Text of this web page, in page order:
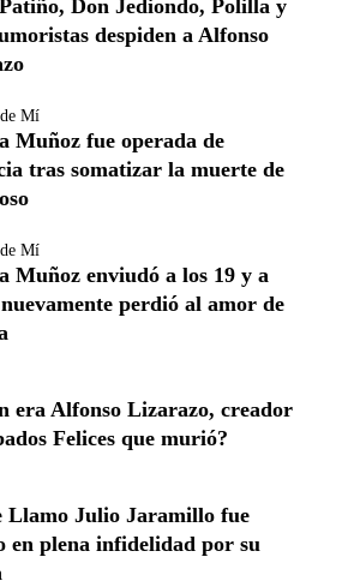
Don Jediondo, Polilla y
despiden a Alfonso
Mí
Muñoz fue operada de
tras somatizar la muerte de
Mí
Muñoz enviudó a los 19 y a
perdió al amor de
era Alfonso Lizarazo, creador
Felices que murió?
Llamo Julio Jaramillo fue
en plena infidelidad por su